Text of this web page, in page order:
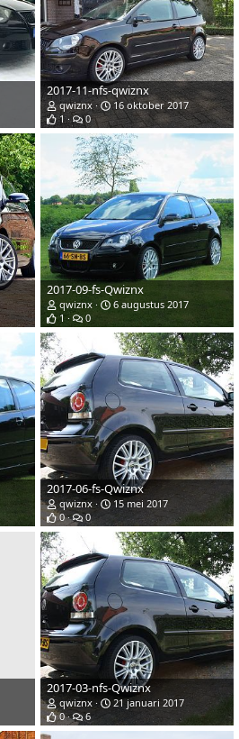
2017-11-nfs-qwiznx
qwiznx
16 oktober 2017
1
0
2017-09-fs-Qwiznx
qwiznx
6 augustus 2017
1
0
2017-06-fs-Qwiznx
qwiznx
15 mei 2017
0
0
2017-03-nfs-Qwiznx
qwiznx
21 januari 2017
0
6